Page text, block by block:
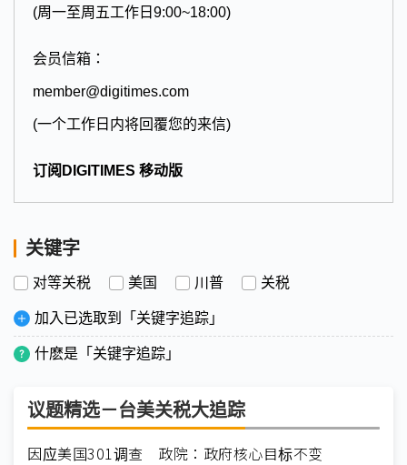
(周一至周五工作日9:00~18:00)
会员信箱：
member@digitimes.com
(一个工作日内将回覆您的来信)
订阅DIGITIMES 移动版
关键字
对等关税 美国 川普 关税
加入已选取到「关键字追踪」
什麽是「关键字追踪」
议题精选－台美关税大追踪
因应美国301调查 政院：政府核心目标不变